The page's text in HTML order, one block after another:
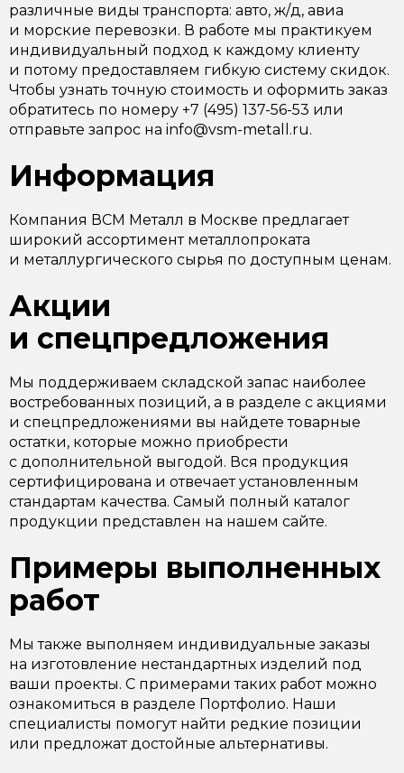
различные виды транспорта: авто, ж/д, авиа
и морские перевозки. В работе мы практикуем
индивидуальный подход к каждому клиенту
и потому предоставляем гибкую систему скидок.
Чтобы узнать точную стоимость и оформить заказ
обратитесь по номеру +7 (495) 137-56-53 или
отправьте запрос на info@vsm-metall.ru.
Информация
Компания ВСМ Металл в Москве предлагает
широкий ассортимент металлопроката
и металлургического сырья по доступным ценам.
Акции
и спецпредложения
Мы поддерживаем складской запас наиболее
востребованных позиций, а в разделе с акциями
и спецпредложениями вы найдете товарные
остатки, которые можно приобрести
с дополнительной выгодой. Вся продукция
сертифицирована и отвечает установленным
стандартам качества. Самый полный каталог
продукции представлен на нашем сайте.
Примеры выполненных
работ
Мы также выполняем индивидуальные заказы
на изготовление нестандартных изделий под
ваши проекты. С примерами таких работ можно
ознакомиться в разделе Портфолио. Наши
специалисты помогут найти редкие позиции
или предложат достойные альтернативы.